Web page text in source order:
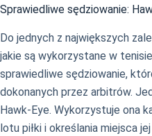
Sprawiedliwe sędziowanie:
Do jednych z największych
jakie są wykorzystane w
sprawiedliwe sędziowanie,
dokonanych przez arbitrów.
Hawk-Eye. Wykorzystuje ona
lotu piłki i określania miejsca